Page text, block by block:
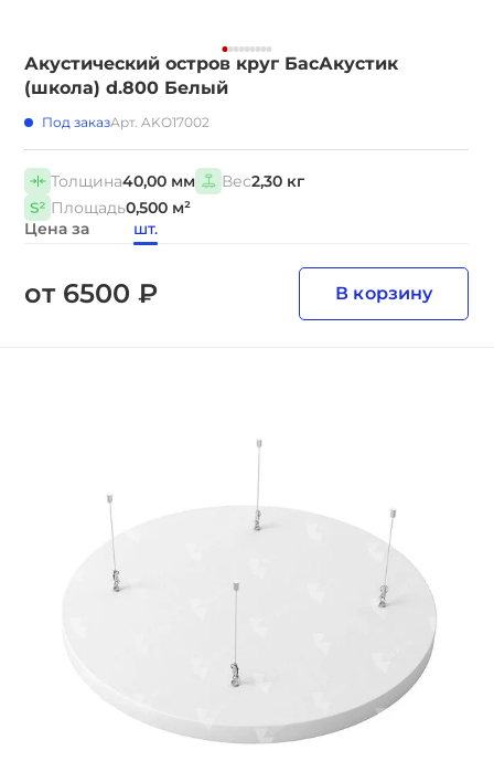
Акустический остров круг БасАкустик
(школа) d.800 Белый
Под заказАрт. AKO17002
Толщина40,00 мм Вес2,30 кг
Площадь0,500 м²
Цена за
шт.
от 6500 ₽ В корзину